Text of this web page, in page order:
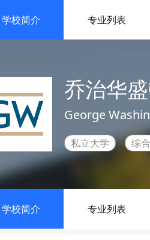
学校简介 专业列表
乔治华
George
私立大学 综
学校简介 专业列表